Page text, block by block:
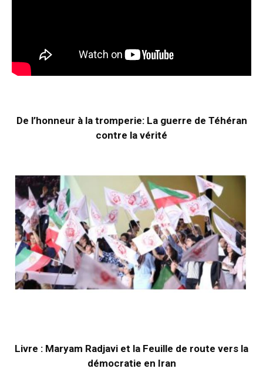
De l’honneur à la tromperie: La guerre de Téhéran
contre la vérité
Livre : Maryam Radjavi et la Feuille de route vers la
démocratie en Iran